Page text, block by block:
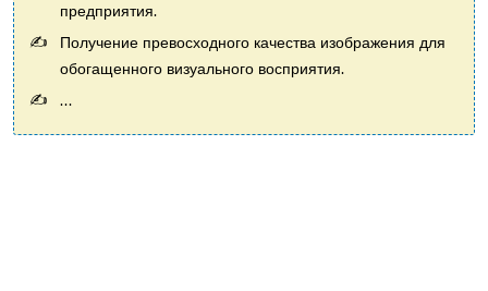
предприятия.
Получение превосходного качества изображения для
обогащенного визуального восприятия.
...